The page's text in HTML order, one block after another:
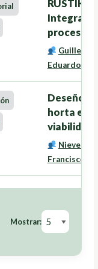
RUSTIK:
processes
Eduardo
Deseño
horta e
Nieves
Francisco
Mostrar: